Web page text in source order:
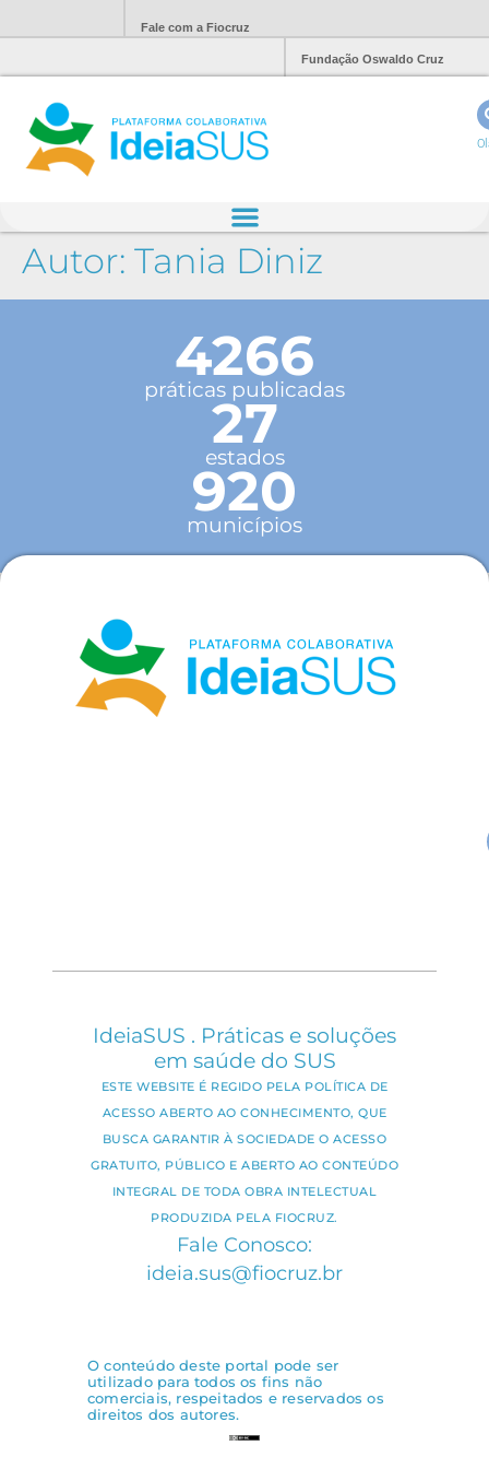
Fale com a Fiocruz
Fundação Oswaldo Cruz
Autor: Tania Diniz
4266
práticas publicadas
27
estados
920
municípios
IdeiaSUS . Práticas e soluções
em saúde do SUS
ESTE WEBSITE É REGIDO PELA POLÍTICA DE
ACESSO ABERTO AO CONHECIMENTO, QUE
BUSCA GARANTIR À SOCIEDADE O ACESSO
GRATUITO, PÚBLICO E ABERTO AO CONTEÚDO
INTEGRAL DE TODA OBRA INTELECTUAL
PRODUZIDA PELA FIOCRUZ.
Fale Conosco:
ideia.sus@fiocruz.br
O conteúdo deste portal pode ser
utilizado para todos os fins não
comerciais, respeitados e reservados os
direitos dos autores.